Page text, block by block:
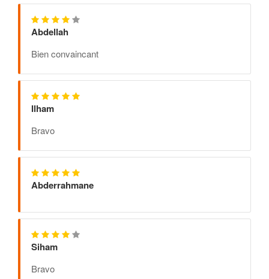
Abdellah
Bien convaincant
Ilham
Bravo
Abderrahmane
Siham
Bravo